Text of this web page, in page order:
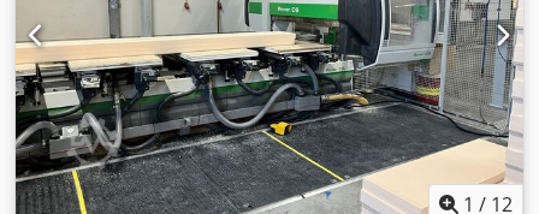
sistema de vacío en 2 zonas de trabajo y 2 zonas de
sujeción en X. SISTEMA DE VACÍO AUXILIAR - 2 zonas
Permite la sujeción de las piezas mediante plantillas de
vacío. Mando a distancia RM850 Rover Multi Up M C S
Panel - Multi Purpose Regular Configuración 2 Compatible
con el almacén portaherramientas tipo carrusel de 16
posiciones y el almacén lateral de 12 posiciones. Los
almacenes de herramientas también pueden ser
1 / 12